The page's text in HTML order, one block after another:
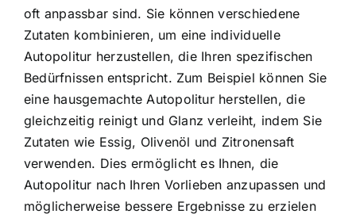
oft anpassbar sind. Sie können verschiedene
Zutaten kombinieren, um eine individuelle
Autopolitur herzustellen, die Ihren spezifischen
Bedürfnissen entspricht. Zum Beispiel können Sie
eine hausgemachte Autopolitur herstellen, die
gleichzeitig reinigt und Glanz verleiht, indem Sie
Zutaten wie Essig, Olivenöl und Zitronensaft
verwenden. Dies ermöglicht es Ihnen, die
Autopolitur nach Ihren Vorlieben anzupassen und
möglicherweise bessere Ergebnisse zu erzielen